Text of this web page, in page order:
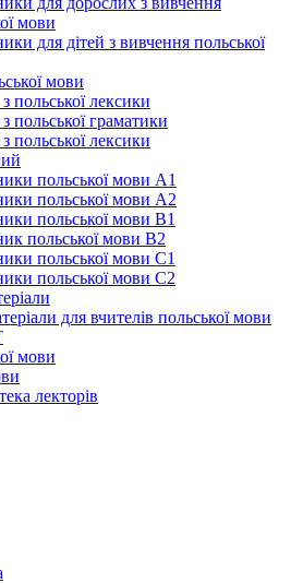
мови
для дітей з вивчення польської
мови
польської лексики
польської граматики
польської лексики
польської мови А1
польської мови А2
польської мови B1
польської мови B2
польської мови C1
польської мови C2
для вчителів польської мови
мови
лекторів